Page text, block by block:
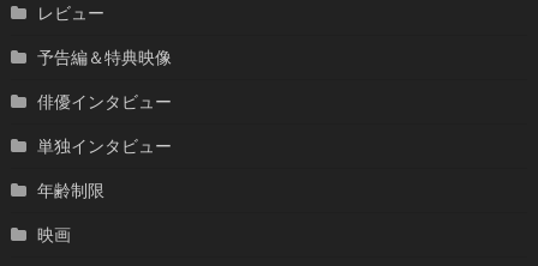
レビュー
予告編＆特典映像
俳優インタビュー
単独インタビュー
年齢制限
映画